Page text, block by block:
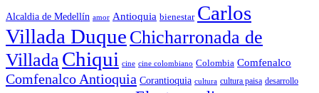
Alcaldia de Medellín amor Antioquia bienestar Carlos
Villada Duque Chicharronada de
Villada Chiqui cine cine colombiano Colombia Comfenalco
Comfenalco Antioquia Corantioquia cultura cultura paisa desarrollo